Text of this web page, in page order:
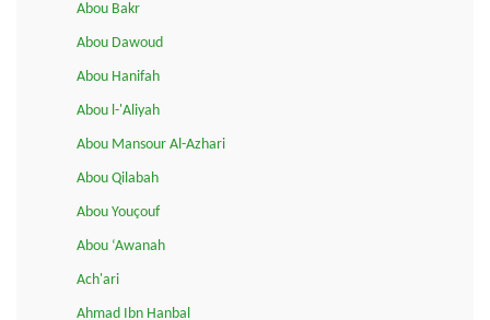
Abou Bakr
Abou Dawoud
Abou Hanifah
Abou l-'Aliyah
Abou Mansour Al-Azhari
Abou Qilabah
Abou Youçouf
Abou ‘Awanah
Ach'ari
Ahmad Ibn Hanbal